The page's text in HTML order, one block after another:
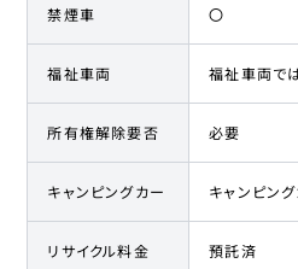
禁煙車 〇
福祉車両 福祉車両で
所有権解除要否 必要
キャンピングカー キャンピン
リサイクル料金 預託済